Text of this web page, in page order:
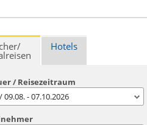
Hotels
/ Reisezeitraum
09.08. - 07.10.2026